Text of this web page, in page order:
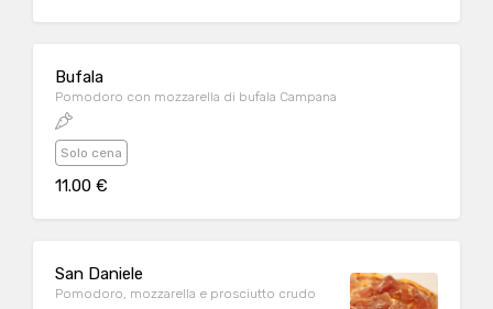
Bufala
Pomodoro con mozzarella di bufala Campana
Solo cena
11.00 €
San Daniele
Pomodoro, mozzarella e prosciutto crudo